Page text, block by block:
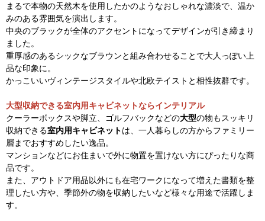
まるで本物の天然木を使用したかのようなおしゃれな濃淡で、温か
みのある雰囲気を演出します。
中央のブラックが全体のアクセントになってデザインが引き締まり
ました。
重厚感のあるシックなブラウンと組み合わせることで大人っぽい上
品な印象に。
かっこいいヴィンテージスタイルや北欧テイストと相性抜群です。
大型収納できる室内用キャビネットならインテリアル
クーラーボックスや脚立、ゴルフバックなどの大型の物もスッキリ
収納できる室内用キャビネットは、一人暮らしの方からファミリー
層までおすすめしたい逸品。
マンションなどにお住まいで外に物置を置けない方にぴったりな商
品です。
また、アウトドア用品以外にも在宅ワークになって増えた書類を整
理したい方や、季節外の物を収納したいなど様々な用途で活躍しま
す。